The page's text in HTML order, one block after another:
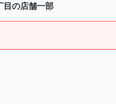
目の店舗一部